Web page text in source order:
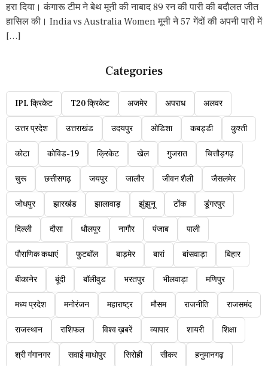
हरा दिया। कंगारू टीम ने बेथ मूनी की नाबाद 89 रन की पारी की बदौलत जीत
हासिल की। India vs Australia Women मूनी ने 57 गेंदों की अपनी पारी में
[…]
Categories
IPL क्रिकेट T20 क्रिकेट अजमेर अपराध अलवर
उत्तर प्रदेश उत्तराखंड उदयपुर ओडिशा कबड्डी कुश्ती
कोटा कोविड-19 क्रिकेट खेल गुजरात चित्तौड़गढ़
चुरू छत्तीसगढ़ जयपुर जालौर जीवन शैली जैसलमेर
जोधपुर झारखंड झालावाड़ झुंझुनू टोंक डूंगरपुर
दिल्ली दौसा धौलपुर नागौर पंजाब पाली
पौराणिक कथाएं फुटबॉल बाड़मेर बारां बांसवाड़ा बिहार
बीकानेर बूंदी बॉलीवुड भरतपुर भीलवाड़ा मणिपुर
मध्य प्रदेश मनोरंजन महाराष्ट्र मौसम राजनीति राजसमंद
राजस्थान राशिफल विश्व ख़बरें व्यापार शायरी शिक्षा
श्री गंगानगर सवाई माधोपुर सिरोही सीकर हनुमानगढ़